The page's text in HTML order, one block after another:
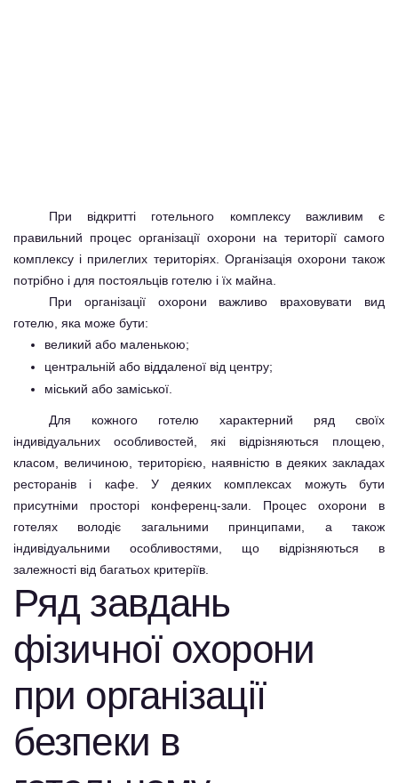
При відкритті готельного комплексу важливим є
правильний процес організації охорони на території самого
комплексу і прилеглих територіях. Організація охорони також
потрібно і для постояльців готелю і їх майна.
При організації охорони важливо враховувати вид
готелю, яка може бути:
великий або маленькою;
центральній або віддаленої від центру;
міський або заміської.
Для кожного готелю характерний ряд своїх
індивідуальних особливостей, які відрізняються площею,
класом, величиною, територією, наявністю в деяких закладах
ресторанів і кафе. У деяких комплексах можуть бути
присутніми просторі конференц-зали. Процес охорони в
готелях володіє загальними принципами, а також
індивідуальними особливостями, що відрізняються в
залежності від багатьох критеріїв.
Ряд завдань
фізичної охорони
при організації
безпеки в